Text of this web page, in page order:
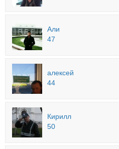
Али
47
алексей
44
Кирилл
50